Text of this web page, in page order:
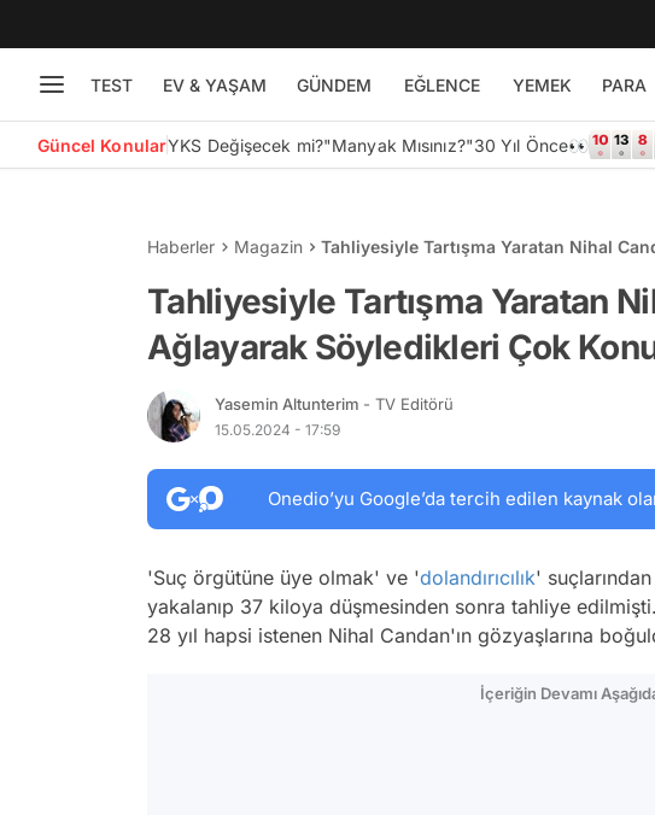
TEST EV & YAŞAM GÜNDEM EĞLENCE YEMEK PARA
Güncel KonularYKS Değişecek mi?"Manyak Mısınız?"30 Yıl Önce👀
Haberler Magazin
Tahliyesiyle Tartışma Yaratan Nihal
Tahliyesiyle Tartışma Yaratan
Ağlayarak Söyledikleri Çok
Yasemin Altunterim - TV Editörü
15.05.2024 - 17:59
Onedio’yu Google’da tercih edilen kaynak
'Suç örgütüne üye olmak' ve 'dolandırıcılık'
yakalanıp 37 kiloya düşmesinden sonra tahliye
28 yıl hapsi istenen Nihal Candan'ın gözyaşlarına
İçeriğin Devamı